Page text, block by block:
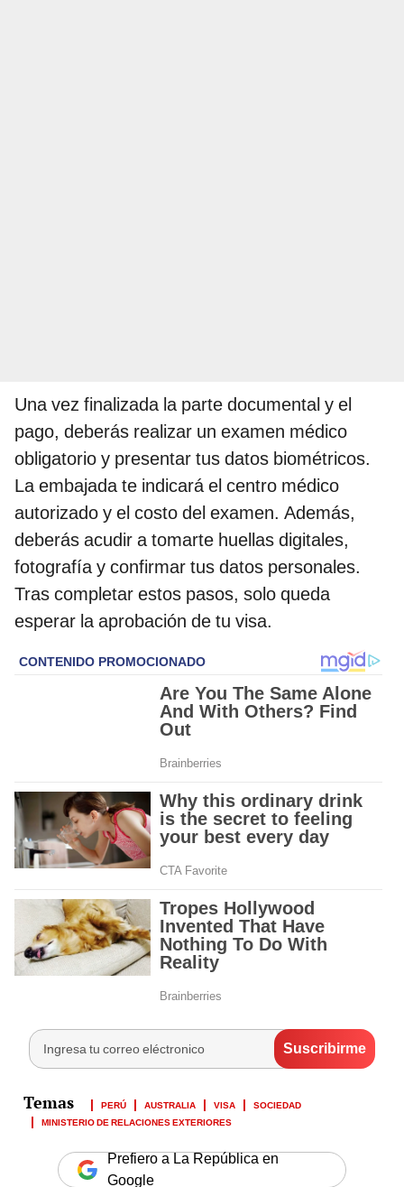
Una vez finalizada la parte documental y el
pago, deberás realizar un examen médico
obligatorio y presentar tus datos biométricos.
La embajada te indicará el centro médico
autorizado y el costo del examen. Además,
deberás acudir a tomarte huellas digitales,
fotografía y confirmar tus datos personales.
Tras completar estos pasos, solo queda
esperar la aprobación de tu visa.
PERÚ AUSTRALIA VISA
SOCIEDAD
MINISTERIO DE RELACIONES EXTERIORES
Prefiero a La República en
Google